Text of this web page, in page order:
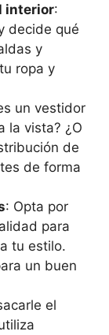
interior:
decide qué
y
ropa y
un vestidor
la vista? ¿O
de
de forma
: Opta por
para
tu estilo.
un buen
el